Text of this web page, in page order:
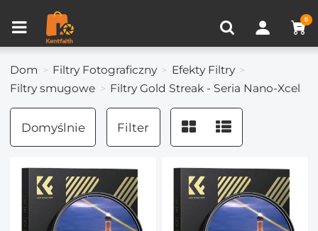
0
Porównanie produktów (0)
Dom Filtry Fotograficzny
Efekty Filtry
Filtry smugowe
Filtry Gold Streak - Seria Nano-Xcel
Domyślnie Filter